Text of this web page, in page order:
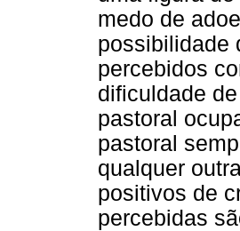
medo de
possibilidade
percebidos
dificuldade
pastoral
pastoral
qualquer
positivos de
percebidas